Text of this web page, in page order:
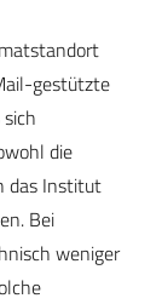
gestützte
die
das Institut
Bei
weniger